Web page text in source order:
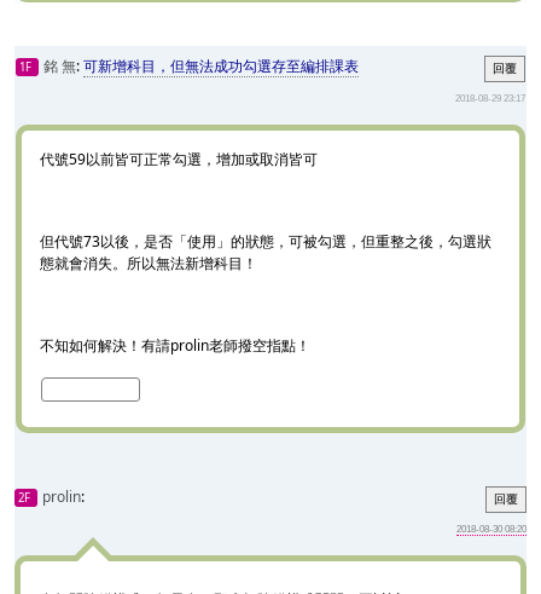
1F 銘 無: 回覆
可新增科目，但無法成功勾選存至編排課表
2018-08-29 23:17
代號59以前皆可正常勾選，增加或取消皆可
但代號73以後，是否「使用」的狀態，可被勾選，但重整之後，勾選狀
態就會消失。所以無法新增科目！
不知如何解決！有請prolin老師撥空指點！
回覆
2F prolin:
2018-08-30 08:20